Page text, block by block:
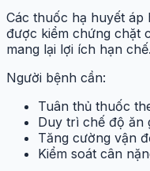
Các thuốc hạ huyết áp
được kiểm chứng chặt
mang lại lợi ích hạn chế.
Người bệnh cần:
Tuân thủ thuốc
Duy trì chế độ ăn
Tăng cường vận
Kiểm soát cân